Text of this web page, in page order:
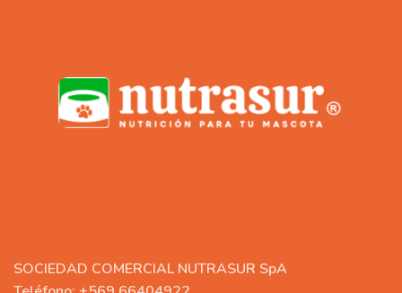
SOCIEDAD COMERCIAL NUTRASUR SpA